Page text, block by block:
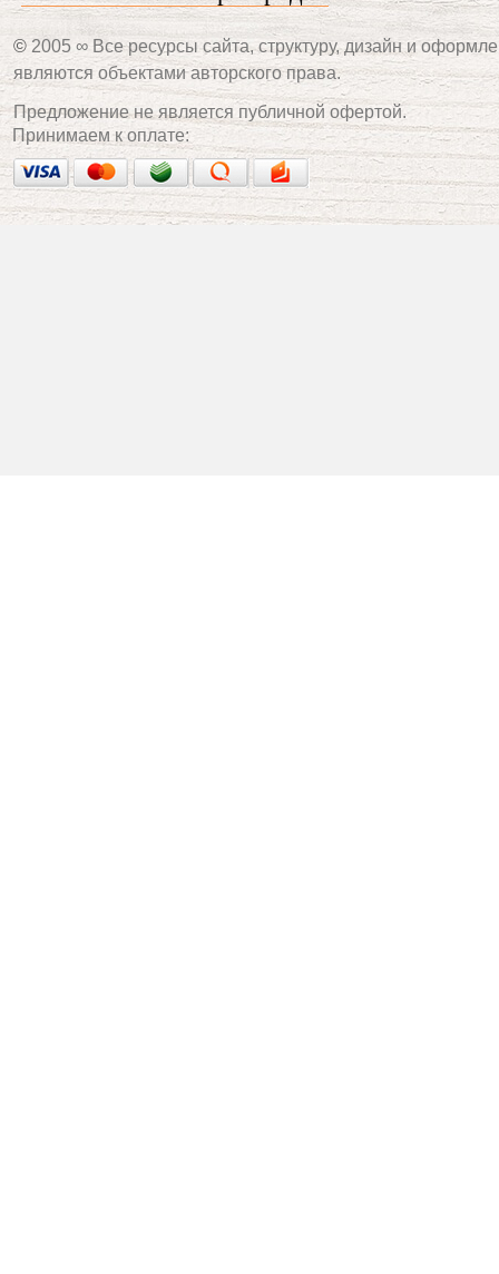
Предложение не является публичной офертой.
Принимаем к оплате:
© 2005 ∞ Все ресурсы сайта, структуру, дизайн и
являются объектами авторского права.